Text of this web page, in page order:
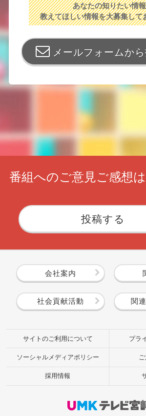
あなたの知りたい情報
教えてほしい情報を大募集して
メールフォームか
番組へのご意見ご感想
投稿する
会社案内
社会貢献活動 関
サイトのご利用について プラ
ソーシャルメディアポリシー
採用情報